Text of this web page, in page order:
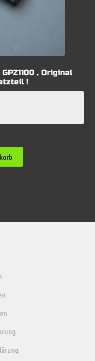
, Original
!